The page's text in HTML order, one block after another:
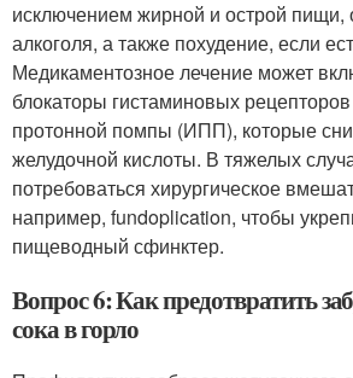
исключением жирной и острой пищи,
алкоголя, а также похудение, если
Медикаментозное лечение может
блокаторы гистаминовых
протонной помпы (ИПП), которые
желудочной кислоты. В тяжелых
потребоваться хирургическое
например, fundoplication, чтобы
пищеводный сфинктер.
Вопрос 6: Как предотвратить
сока в горло